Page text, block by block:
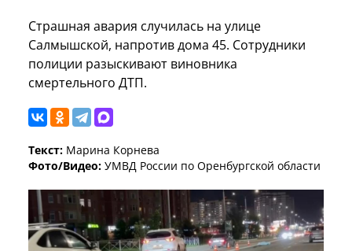
Страшная авария случилась на улице
Салмышской, напротив дома 45. Сотрудники
полиции разыскивают виновника
смертельного ДТП.
Текст: Марина Корнева
Фото/Видео: УМВД России по Оренбургской области